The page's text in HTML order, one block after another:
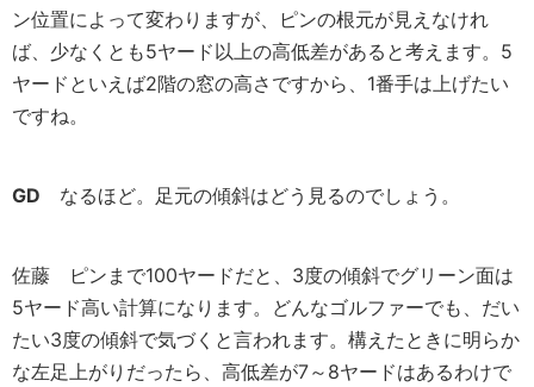
ン位置によって変わりますが、ピンの根元が見えなけれ
ば、少なくとも5ヤード以上の高低差があると考えます。5
ヤードといえば2階の窓の高さですから、1番手は上げたい
ですね。
GD なるほど。足元の傾斜はどう見るのでしょう。
佐藤 ピンまで100ヤードだと、3度の傾斜でグリーン面は
5ヤード高い計算になります。どんなゴルファーでも、だい
たい3度の傾斜で気づくと言われます。構えたときに明らか
な左足上がりだったら、高低差が7～8ヤードはあるわけで